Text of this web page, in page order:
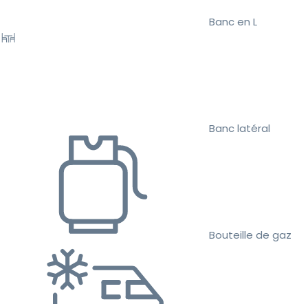
Banc en L
Banc latéral
Bouteille de gaz